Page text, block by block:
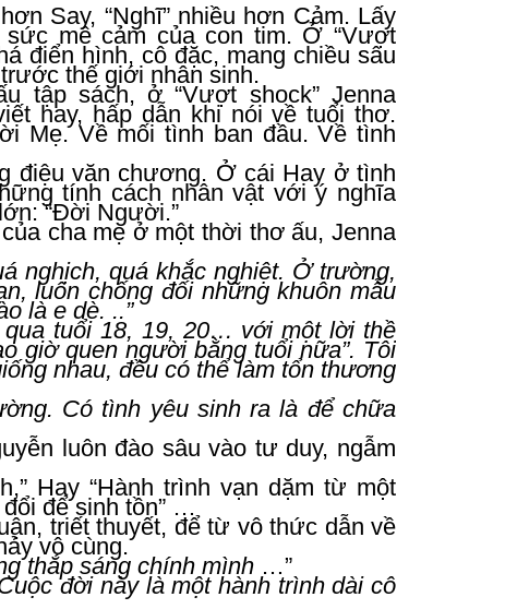
Say, “Nghĩ” nhiều hơn Cảm. Lấy
mê cảm của con tim. Ở “Vượt
điển hình, cô đặc, mang chiều sâu
thế giới nhân sinh.
tập sách, ở “Vượt shock” Jenna
hay, hấp dẫn khi nói về tuổi thơ.
Mẹ. Về mối tình ban đầu. Về tình
điệu văn chương. Ở cái Hay ở tình
tính cách nhân vật với ý nghĩa
“Đời Người.”
cha mẹ ở một thời thơ ấu, Jenna
nghịch, quá khắc nghiệt. Ở trường,
luôn chống đối những khuôn mẫu
là e dè. ..”
tuổi 18, 19, 20… với một lời thề
giờ quen người bằng tuổi nữa”. Tôi
nhau, đều có thể làm tổn thương
Có tình yêu sinh ra là để chữa
luôn đào sâu vào tư duy, ngẫm
Hay “Hành trình vạn dặm từ một
để sinh tồn” …
triết thuyết, để từ vô thức dẫn về
vô cùng.
thắp sáng chính mình …”
đời này là một hành trình dài cô